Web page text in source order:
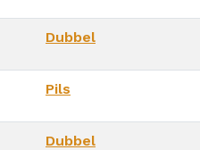
Dubbel
Pils
Dubbel